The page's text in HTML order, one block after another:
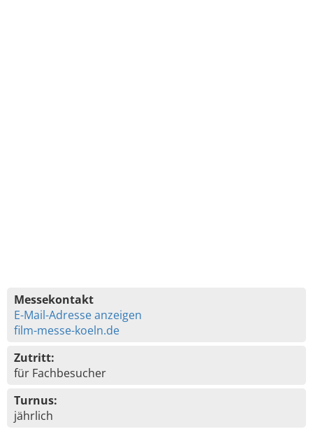
Messekontakt
E-Mail-Adresse anzeigen
film-messe-koeln.de
Zutritt:
für Fachbesucher
Turnus:
jährlich